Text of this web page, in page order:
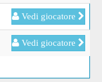
Vedi giocatore
Vedi giocatore